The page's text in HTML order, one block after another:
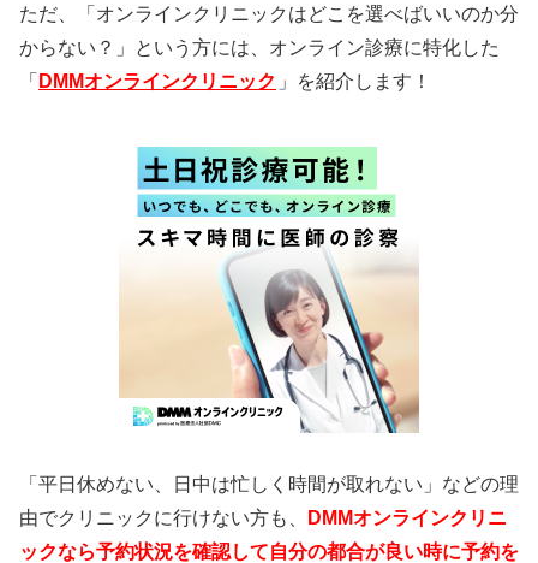
ただ、「オンラインクリニックはどこを選べばいいのか分
からない？」という方には、オンライン診療に特化した
「 DMMオンラインクリニック 」を紹介します！
「平日休めない、日中は忙しく時間が取れない」などの理
由でクリニックに行けない方も、
DMMオンラインクリニ
ックなら予約状況を確認して自分の都合が良い時に予約を